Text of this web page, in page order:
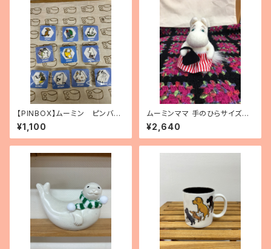
【PINBOX】ムーミン ピンバッ
ジコレクション（10種）
¥1,100
ムーミンママ 手のひらサイズぬ
いぐるみ
¥2,640